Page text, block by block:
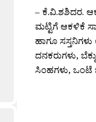
– ಕೆ.ವಿ.ಶಶಿದರ.
ಮಟ್ಟಿಗೆ ಆಕಳಿಕೆ
ಹಾಗೂ ಸಸ್ತನಿಗಳು
ದನಕರುಗಳು,
ಸಿಂಹಗಳು, ಒಂಟೆ